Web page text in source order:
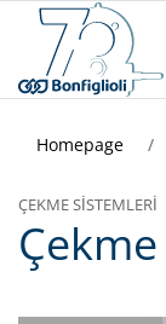
Homepage
ÇEKME SISTEMLERI